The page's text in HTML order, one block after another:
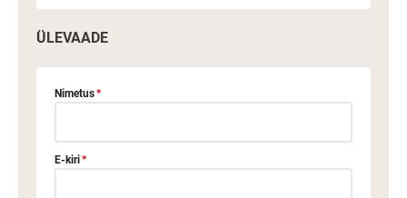
ÜLEVAADE
Nimetus*
E-kiri*